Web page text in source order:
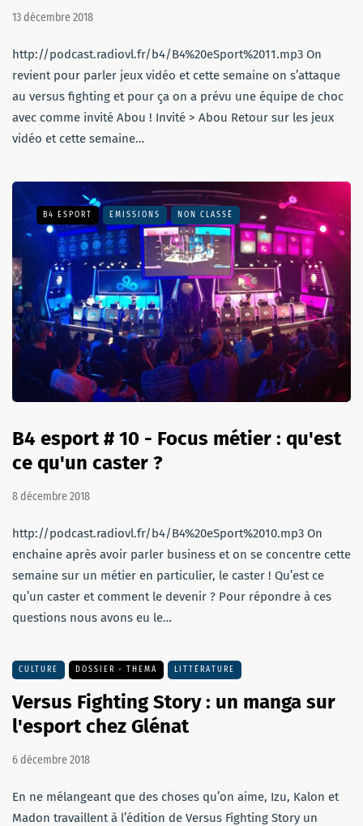
13 décembre 2018
http://podcast.radiovl.fr/b4/B4%20eSport%2011.mp3 On
revient pour parler jeux vidéo et cette semaine on s’attaque
au versus fighting et pour ça on a prévu une équipe de choc
avec comme invité Abou ! Invité > Abou Retour sur les jeux
vidéo et cette semaine…
B4 ESPORT EMISSIONS NON CLASSÉ
B4 esport # 10 - Focus métier : qu'est
ce qu'un caster ?
8 décembre 2018
http://podcast.radiovl.fr/b4/B4%20eSport%2010.mp3 On
enchaine après avoir parler business et on se concentre cette
semaine sur un métier en particulier, le caster ! Qu’est ce
qu’un caster et comment le devenir ? Pour répondre à ces
questions nous avons eu le…
CULTURE DOSSIER - THEMA LITTÉRATURE
Versus Fighting Story : un manga sur
l'esport chez Glénat
6 décembre 2018
En ne mélangeant que des choses qu’on aime, Izu, Kalon et
Madon travaillent à l’édition de Versus Fighting Story un